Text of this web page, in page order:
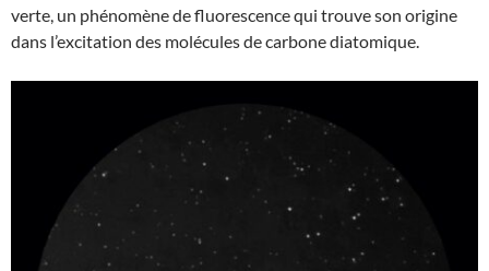
verte, un phénomène de fluorescence qui trouve son origine
dans l’excitation des molécules de carbone diatomique.